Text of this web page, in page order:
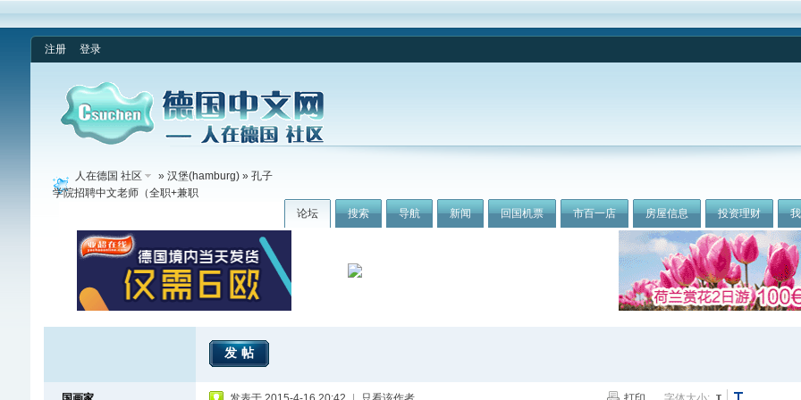
注册 登录
论坛 搜索 导航 新闻 回国机票 市百一店 房屋信息 投资理财
人在德国 社区 » 汉堡(hamburg)» 孔子
学院招聘中文老师（全职+兼职
发帖